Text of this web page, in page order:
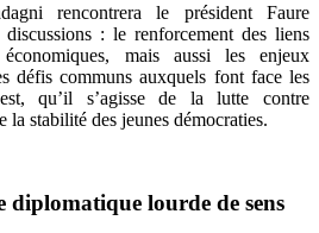
rencontrera le président Faure
: le renforcement des liens
mais aussi les enjeux
défis communs auxquels font face les
qu’il s’agisse de la lutte contre
la stabilité des jeunes démocraties.
diplomatique lourde de sens